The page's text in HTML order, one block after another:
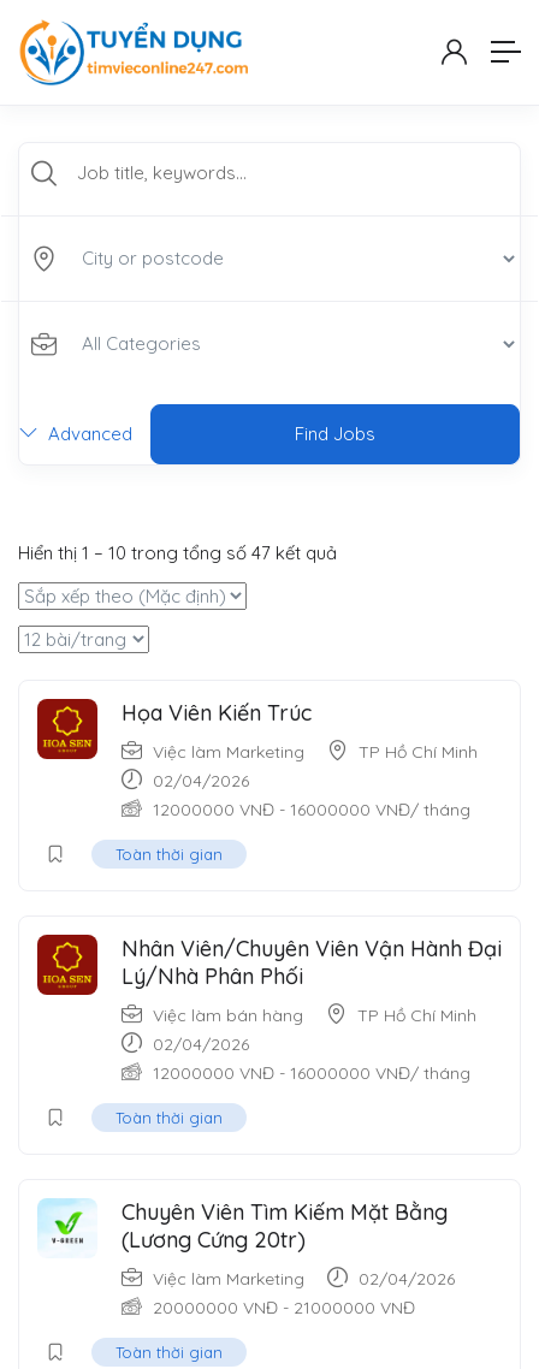
Advanced Find Jobs
Hiển thị 1 – 10 trong tổng số 47 kết quả
Họa Viên Kiến Trúc
Việc làm Marketing
TP Hồ Chí Minh
02/04/2026
12000000 VNĐ - 16000000 VNĐ/ tháng
Toàn thời gian
Nhân Viên/Chuyên Viên Vận Hành Đại
Lý/Nhà Phân Phối
Việc làm bán hàng
TP Hồ Chí Minh
02/04/2026
12000000 VNĐ - 16000000 VNĐ/ tháng
Toàn thời gian
Chuyên Viên Tìm Kiếm Mặt Bằng
(Lương Cứng 20tr)
Việc làm Marketing
02/04/2026
20000000 VNĐ - 21000000 VNĐ
Toàn thời gian